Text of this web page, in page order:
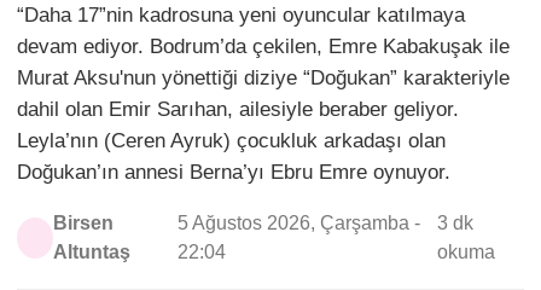
“Daha 17”nin kadrosuna yeni oyuncular katılmaya
devam ediyor. Bodrum’da çekilen, Emre Kabakuşak ile
Murat Aksu'nun yönettiği diziye “Doğukan” karakteriyle
dahil olan Emir Sarıhan, ailesiyle beraber geliyor.
Leyla’nın (Ceren Ayruk) çocukluk arkadaşı olan
Doğukan’ın annesi Berna’yı Ebru Emre oynuyor.
Birsen
Altuntaş
5 Ağustos 2026, Çarşamba -
22:04
3 dk
okuma